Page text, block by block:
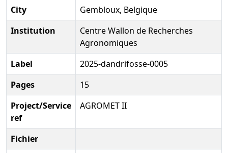
City
Gembloux, Belgique
Institution
Centre Wallon de Recherches
Agronomiques
Label
2025-dandrifosse-0005
Pages
15
Project/Service
ref
AGROMET II
Fichier